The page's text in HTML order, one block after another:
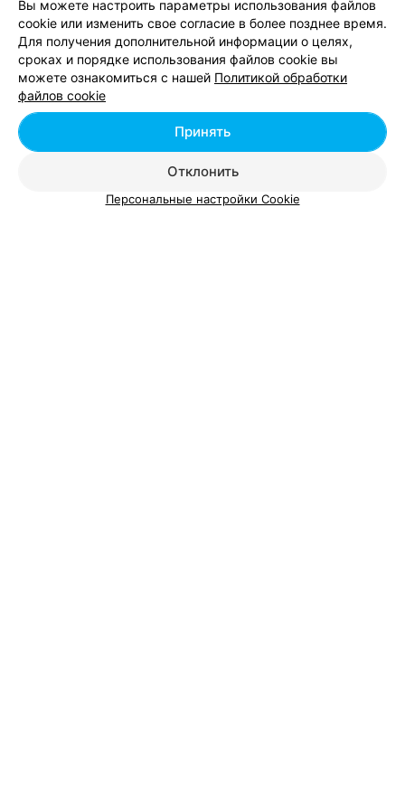
СТУДИЯ КРАСОТЫ
4.7 Гримёрка
Минск, ул. Голубева, 21 до 21:00
Отзыв. Мастер маникюра Елизавета, огромное
спасибо! Очень качественно, профессионально, а
главное очень быстро сделала маникюр. Попала к ней
первый раз и осталась очень довольна.
Еще
Вы можете настроить параметры использования файлов
cookie или изменить свое согласие в более позднее время.
Для получения дополнительной информации о целях,
сроках и порядке использования файлов cookie вы
можете ознакомиться с нашей Политикой обработки
файлов cookie
Отклонить
Принять
Персональные настройки Cookie